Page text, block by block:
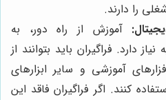
را دارند.
آموزش از راه دور، به
دارد. فراگیران باید بتوانند از
آموزشی و سایر ابزارهای
کنند. اگر فراگیران فاقد این